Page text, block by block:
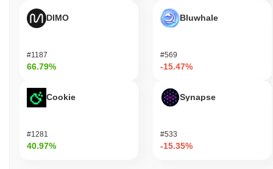
BUNNY MEV BOT의 현재 일일 거래량은 얼마인가
지난 24시간 동안 BUNNY MEV BOT의 거래량은
역대 최고가(ATH):
BUNNY MEV BOT는 현재 ATH보다 ~99.24%
니다 .
DIMO
#1187
66.79%
Cookie
#1281
40.97%
Bluwhale
#569
-15.47%
Synapse
#533
-15.35%